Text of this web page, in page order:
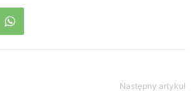
Następny artykuł